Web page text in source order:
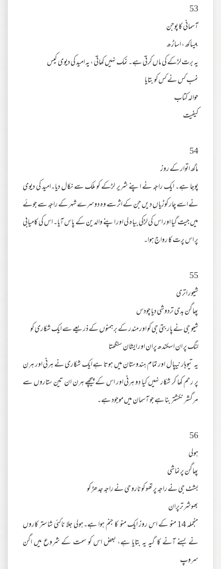
53
آسمانی کا پوجن
بیساکھ ، اساڑھ
یہ برت لڑکے کی ماں کرتی ہے۔ نمک نہیں کھاتی ، یہ امید کی دیوی کیس
نمب کس نے کس کو بتایا
حوالہ کتاب
کیفیت
54
ماگھ اتوار کے روز
پوجا ہے۔ ایک راجہ نے اپنے شریر لڑکے کو ملک سے نکال دیا۔امید کی دیوی
نے اسے چار کوڑیاں دیں جن کے اثر سے وہ دوسرے شہر کے راجہ سے جوئے
میں جیت گیا اور اس کی لڑکی بیاہ لی اور اپنے والدین کے پاس آیا۔ اس کی کامیابی
پر اس پرت کا رواج ہوا۔
55
شیور اتری
پھاگن بدی تردوشی دیا چودس
شیو جی نے پاربتی جی کو اور مندر کے برہمنوں کے ذریعے سے ایک شکاری کو
لنگ پر ان اسکندھ پران اور ایشان سنگھتا
یہ تیوہار نیپال اور تمام ہندوستان میں ہوتا ہے ایک شکاری نے ہرنی اور ہرن
پر رحم کھا کر شکار نہیں کیا دو ہرنی اور اس کے پیچھے ہرن ان تین ستاروں سے
مرگشر نکشتر بنا ہے جو آسمان میں موجود ہے۔
56
ہولی
پھاگن پرنماشی
بشٹ جی نے راجہ پرتھو کو ناروحی نے راجہ جدھڑ کو
بھوشرترپران
منجملہ 14 منو کے اس روز ایک منو کا جنم ہوا ہے۔ہولی جلا ناکئی شاستر کاروں
نے بسنے آنے کا گیہ یہ بتایا ہے، بعض اس کو سمت کے شروع میں اگن
سروپ